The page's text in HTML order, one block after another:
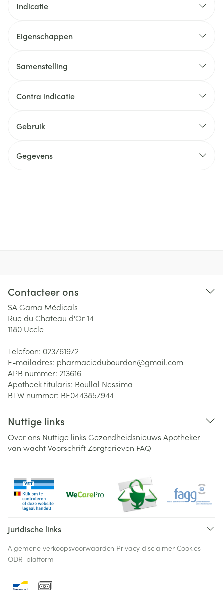
Indicatie
Eigenschappen
Samenstelling
Contra indicatie
Gebruik
Gegevens
Contacteer ons
SA Gama Médicals
Rue du Chateau d'Or 14
1180 Uccle
Telefoon: 023761972
E-mailadres: pharmaciedubourdon@gmail.com
APB nummer: 213616
Apotheek titularis: Boullal Nassima
BTW nummer: BE0443857944
Nuttige links
Over ons Nuttige links Gezondheidsnieuws Apotheker
van wachtVoorschriftZorgtarieven FAQ
Juridische links
Algemene verkoopsvoorwaarden Privacy disclaimer Cookies
ODR-platform